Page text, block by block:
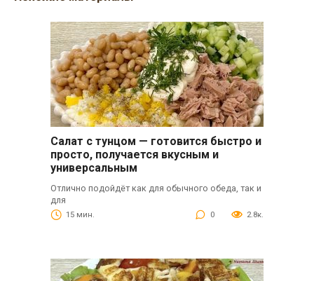
Салат с тунцом — готовится быстро и
просто, получается вкусным и
универсальным
Отлично подойдёт как для обычного обеда, так и
для
15 мин. 0 2.8к.